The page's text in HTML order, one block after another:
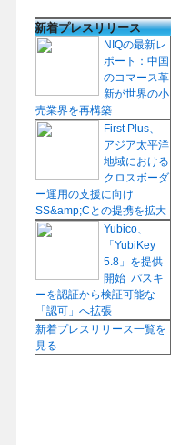
新着プレスリリース
NIQの最新レ
ポート：中国
のコマース革
新が世界の小
売業界を再構築
First Plus、
アジア太平洋
地域における
クロスボーダ
ー運用の支援に向け
SS&amp;Cとの提携を拡大
Yubico、
「YubiKey
5.8」を提供
開始 パスキ
ーを認証から検証可能な
「認可」へ拡張
新着プレスリリース一覧を
見る